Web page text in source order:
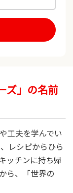
ズ」の名前
工夫を学んでい
レシピからひら
ッチンに持ち帰
ら、「世界の